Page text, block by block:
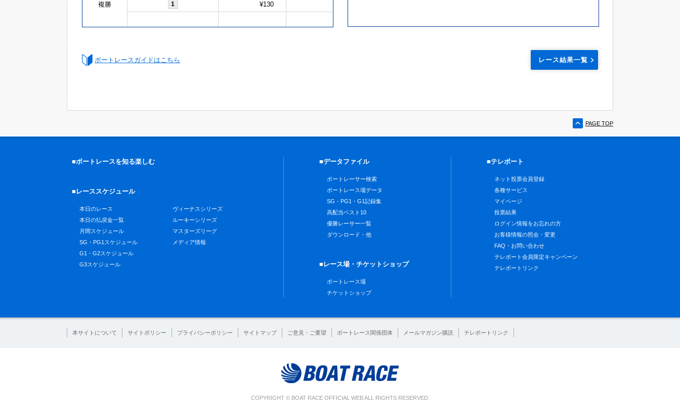
複勝 1 ¥130
ボートレースガイドはこちら レース結果一覧
PAGE TOP
■ボートレースを知る楽しむ
■レーススケジュール
本日のレース
本日の払戻金一覧
月間スケジュール
SG・PG1スケジュール
G1・G2スケジュール
G3スケジュール
ヴィーナスシリーズ
ルーキーシリーズ
マスターズリーグ
メディア情報
■データファイル
ボートレーサー検索
ボートレース場データ
SG・PG1・G1記録集
高配当ベスト10
優勝レーサー一覧
ダウンロード・他
■レース場・チケットショップ
ボートレース場
チケットショップ
■テレボート
ネット投票会員登録
各種サービス
マイページ
投票結果
ログイン情報をお忘れの方
お客様情報の照会・変更
FAQ・お問い合わせ
テレボート会員限定キャンペーン
テレボートリンク
本サイトについて サイトポリシー プライバシーポリシー サイトマップ ご意見・ご要望 ボートレース関係団体 メールマガジン購読 テレボートリンク
COPYRIGHT © BOAT RACE OFFICIAL WEB ALL RIGHTS RESERVED.